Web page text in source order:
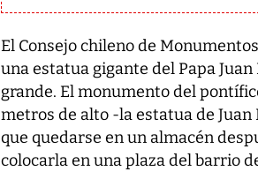
El Consejo chileno de
una estatua gigante del Papa
grande. El monumento del
metros de alto -la estatua de
que quedarse en un almacén
colocarla en una plaza del barrio